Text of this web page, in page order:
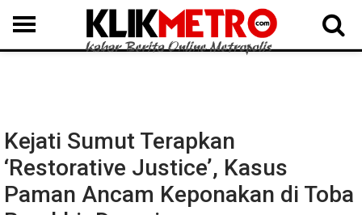
MEDAN LANGKAT DAIRI SAMOSIR TAPUT BATUBARA DELISERDANG
Kejati Sumut Terapkan
‘Restorative Justice’, Kasus
Paman Ancam Keponakan di Toba